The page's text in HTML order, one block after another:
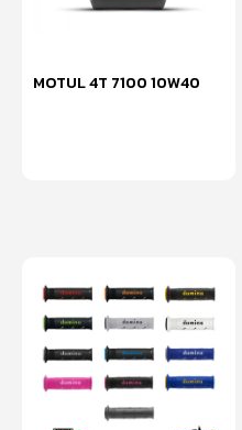
MOTUL 4T 7100 10W40